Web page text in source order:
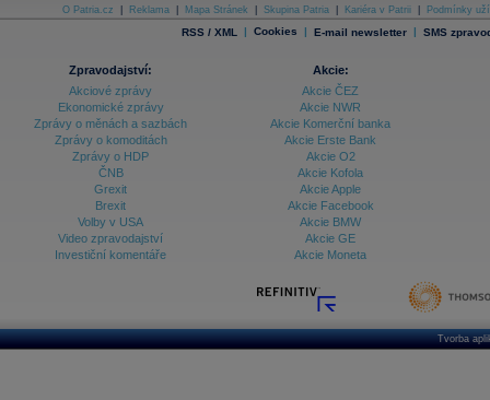
O Patria.cz Reklama Mapa Stránek Skupina Patria Kariéra v Patrii Podmínky
RSS / XML | Cookies | E-mail newsletter | SMS
Zpravodajství:
Akciové zprávy
Ekonomické zprávy
Zprávy o měnách a sazbách
Zprávy o komoditách
Zprávy o HDP
ČNB
Grexit
Brexit
Volby v USA
Video zpravodajství
Investiční komentáře
Akcie:
Akcie ČEZ
Akcie NWR
Akcie Komerční banka
Akcie Erste Bank
Akcie O2
Akcie Kofola
Akcie Apple
Akcie Facebook
Akcie BMW
Akcie GE
Akcie Moneta
Tvorba